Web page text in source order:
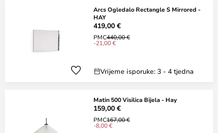
Arcs Ogledalo Rectangle S Mirrored -
HAY
419,00 €
PMC440,00 €
-21,00 €
Vrijeme isporuke: 3 - 4 tjedna
Matin 500 Visilica Bijela - Hay
159,00 €
PMC167,00 €
-8,00 €